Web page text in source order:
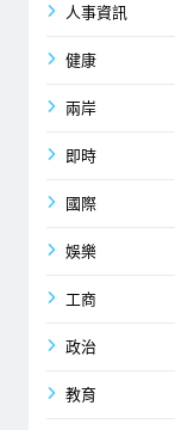
人事資訊
健康
兩岸
即時
國際
娛樂
工商
政治
教育